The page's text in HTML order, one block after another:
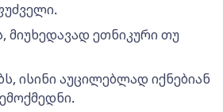
მიუხედავად ეთნიკური თუ
ისინი აუცილებლად იქნებიან